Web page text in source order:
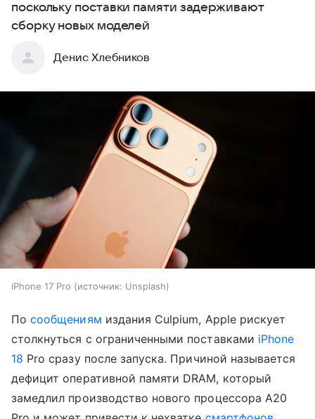
поскольку поставки памяти задерживают
сборку новых моделей
Денис Хлебников
iPhone 17 Pro источник: Unsplash
Посообщениям издания Culpium, Apple рискует
столкнуться с ограниченными поставками iPhone
18 Pro сразу после запуска. Причиной называется
дефицит оперативной памяти DRAM, который
замедлил производство нового процессора A20